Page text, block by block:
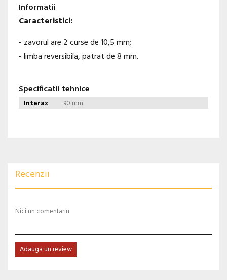
Informatii
Caracteristici:
- zavorul are 2 curse de 10,5 mm;
- limba reversibila, patrat de 8 mm.
Specificatii tehnice
Interax 90 mm
Recenzii
Nici un comentariu
Adauga un review